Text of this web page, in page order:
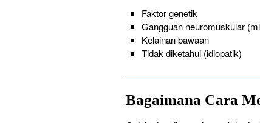
Faktor genetik
Gangguan neuromuskular
Kelainan bawaan
Tidak diketahui (idiopatik)
Bagaimana Cara